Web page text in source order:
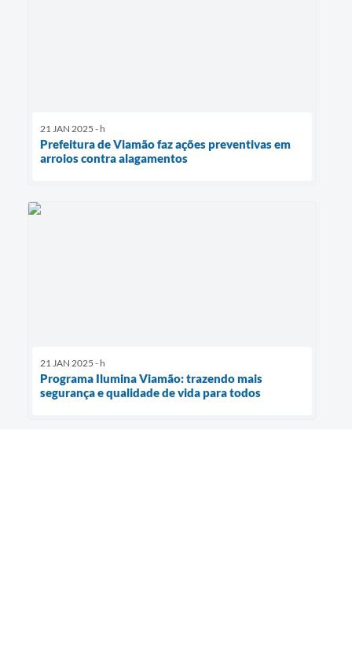
21 JAN 2025 - h
Prefeitura de Viamão faz ações preventivas em
arroios contra alagamentos
21 JAN 2025 - h
Programa Ilumina Viamão: trazendo mais
segurança e qualidade de vida para todos